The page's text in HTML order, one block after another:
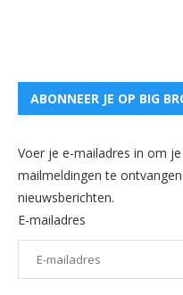
ABONNEER JE OP BIG
Voer je e-mailadres in om
mailmeldingen te
nieuwsberichten.
E-mailadres